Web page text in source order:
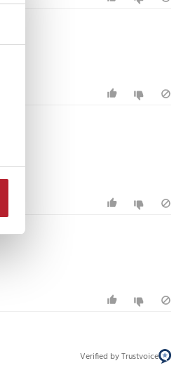
Verified by Trustvoice